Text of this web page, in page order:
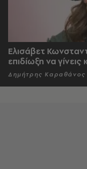
Ελισάβετ
επιδίωξη να
Δημήτρης Καραθάνος